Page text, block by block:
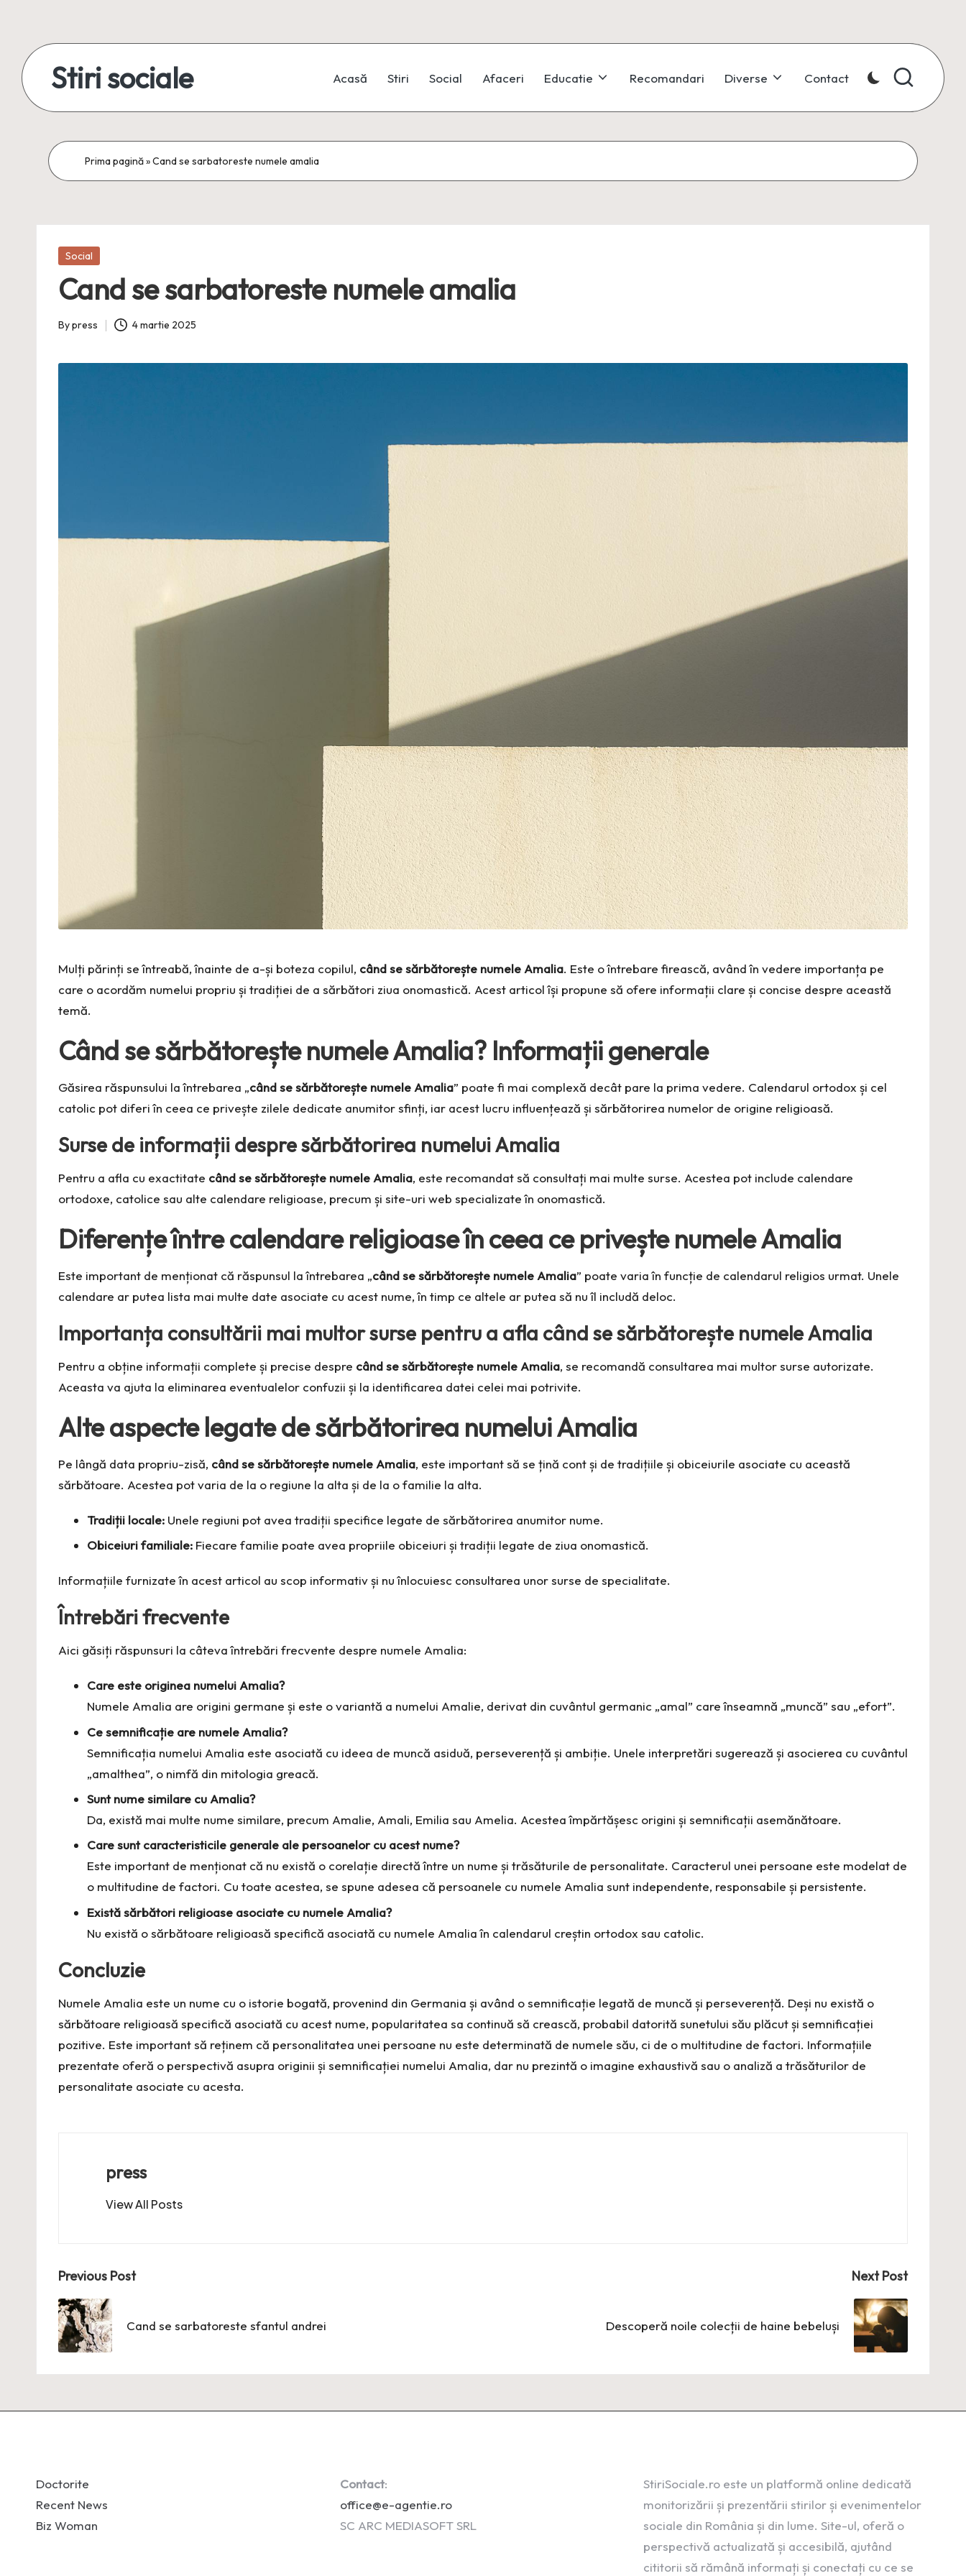
content
Stiri sociale
conexiuni
reale
Acasă Stiri Social Afaceri Educatie Recomandari Diverse Contact
Prima pagină»Cand se sarbatoreste numele amalia
Posted
Social
Cand se sarbatoreste numele amalia
Posted
Bypress 4 martie 2025
Mulți părinți se întreabă, înainte de a-și boteza copilul, când se sărbătorește numele Amalia. Este o întrebare firească, având în vedere importanța pe
care o acordăm numelui propriu și tradiției de a sărbători ziua onomastică. Acest articol își propune să ofere informații clare și concise despre această
temă.
Când se sărbătorește numele Amalia? Informații generale
Găsirea răspunsului la întrebarea „când se sărbătorește numele Amalia” poate fi mai complexă decât pare la prima vedere. Calendarul ortodox și cel
catolic pot diferi în ceea ce privește zilele dedicate anumitor sfinți, iar acest lucru influențează și sărbătorirea numelor de origine religioasă.
Surse de informații despre sărbătorirea numelui Amalia
Pentru a afla cu exactitate când se sărbătorește numele Amalia, este recomandat să consultați mai multe surse. Acestea pot include calendare
ortodoxe, catolice sau alte calendare religioase, precum și site-uri web specializate în onomastică.
Diferențe între calendare religioase în ceea ce privește numele Amalia
Este important de menționat că răspunsul la întrebarea „când se sărbătorește numele Amalia” poate varia în funcție de calendarul religios urmat. Unele
calendare ar putea lista mai multe date asociate cu acest nume, în timp ce altele ar putea să nu îl includă deloc.
Importanța consultării mai multor surse pentru a afla când se sărbătorește numele Amalia
Pentru a obține informații complete și precise despre când se sărbătorește numele Amalia, se recomandă consultarea mai multor surse autorizate.
Aceasta va ajuta la eliminarea eventualelor confuzii și la identificarea datei celei mai potrivite.
Alte aspecte legate de sărbătorirea numelui Amalia
Pe lângă data propriu-zisă, când se sărbătorește numele Amalia, este important să se țină cont și de tradițiile și obiceiurile asociate cu această
sărbătoare. Acestea pot varia de la o regiune la alta și de la o familie la alta.
Tradiții locale: Unele regiuni pot avea tradiții specifice legate de sărbătorirea anumitor nume.
Obiceiuri familiale: Fiecare familie poate avea propriile obiceiuri și tradiții legate de ziua onomastică.
Informațiile furnizate în acest articol au scop informativ și nu înlocuiesc consultarea unor surse de specialitate.
Întrebări frecvente
Aici găsiți răspunsuri la câteva întrebări frecvente despre numele Amalia:
Care este originea numelui Amalia?
Numele Amalia are origini germane și este o variantă a numelui Amalie, derivat din cuvântul germanic „amal” care înseamnă „muncă” sau „efort”.
Ce semnificație are numele Amalia?
Semnificația numelui Amalia este asociată cu ideea de muncă asiduă, perseverență și ambiție. Unele interpretări sugerează și asocierea cu cuvântul
„amalthea”, o nimfă din mitologia greacă.
Sunt nume similare cu Amalia?
Da, există mai multe nume similare, precum Amalie, Amali, Emilia sau Amelia. Acestea împărtășesc origini și semnificații asemănătoare.
Care sunt caracteristicile generale ale persoanelor cu acest nume?
Este important de menționat că nu există o corelație directă între un nume și trăsăturile de personalitate. Caracterul unei persoane este modelat de
o multitudine de factori. Cu toate acestea, se spune adesea că persoanele cu numele Amalia sunt independente, responsabile și persistente.
Există sărbători religioase asociate cu numele Amalia?
Nu există o sărbătoare religioasă specifică asociată cu numele Amalia în calendarul creștin ortodox sau catolic.
Concluzie
Numele Amalia este un nume cu o istorie bogată, provenind din Germania și având o semnificație legată de muncă și perseverență. Deși nu există o
sărbătoare religioasă specifică asociată cu acest nume, popularitatea sa continuă să crească, probabil datorită sunetului său plăcut și semnificației
pozitive. Este important să reținem că personalitatea unei persoane nu este determinată de numele său, ci de o multitudine de factori. Informațiile
prezentate oferă o perspectivă asupra originii și semnificației numelui Amalia, dar nu prezintă o imagine exhaustivă sau o analiză a trăsăturilor de
personalitate asociate cu acesta.
press
View All Posts
Post
navigation
Previous Post
Cand se sarbatoreste sfantul andrei
Next Post
Descoperă noile colecții de haine bebeluși
Doctorite
Recent News
Biz Woman
Contact:
office@e-agentie.ro
SC ARC MEDIASOFT SRL
StiriSociale.ro este un platformă online dedicată
monitorizării și prezentării stirilor și evenimentelor
sociale din România și din lume. Site-ul, oferă o
perspectivă actualizată și accesibilă, ajutând
cititorii să rămână informați și conectați cu ce se